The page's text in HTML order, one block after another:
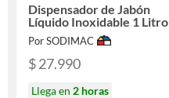
Dispensador de Jabón
Líquido Inoxidable 1 Litro
Por SODIMAC
$ 27.990
Llega en 2 horas